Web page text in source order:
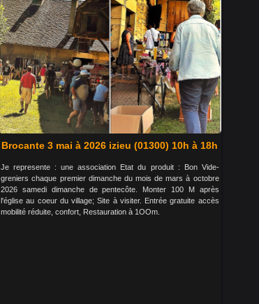
Brocante 3 mai à 2026 izieu (01300) 10h à 18h
Je represente : une association Etat du produit : Bon Vide-
greniers chaque premier dimanche du mois de mars à octobre
2026 samedi dimanche de pentecôte. Monter 100 M après
l'église au coeur du village; Site à visiter. Entrée gratuite accès
mobilité réduite, confort, Restauration à 1OOm.